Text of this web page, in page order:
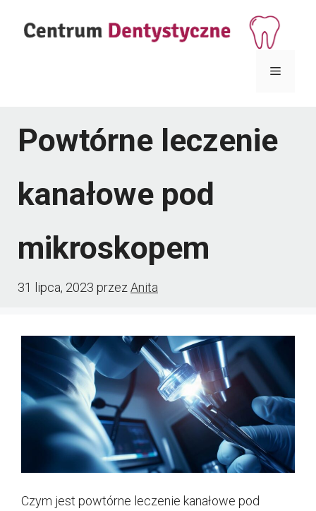
Menu
Powtórne leczenie
kanałowe pod
mikroskopem
31 lipca, 2023 przez Anita
Czym jest powtórne leczenie kanałowe pod